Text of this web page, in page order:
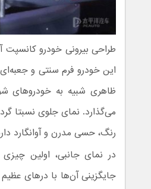
این خودرو فرم سنتی و
ظاهری شبیه به خودروهای
می‌گذارد. نمای جلوی نسبتا
رنگ، حسی مدرن و آوانگارد
در نمای جانبی، اولین
جایگزینی آن‌ها با درهای